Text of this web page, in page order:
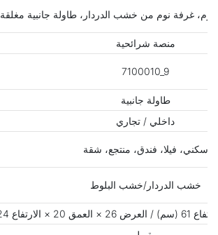
غرفة نوم من خشب الدردار، طاولة جانبية مغلقة
منصة شرائحية
7100010_9
طاولة جانبية
داخلي / تجاري
سكني، فيلا، فندق، منتجع، شقة
خشب الدردار/خشب البلوط